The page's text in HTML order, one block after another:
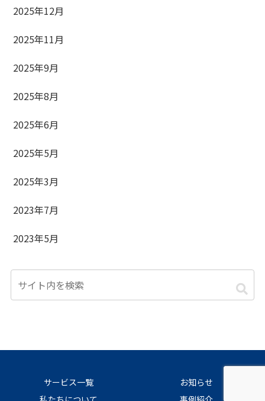
2025年12月
2025年11月
2025年9月
2025年8月
2025年6月
2025年5月
2025年3月
2023年7月
2023年5月
サービス一覧
お知らせ